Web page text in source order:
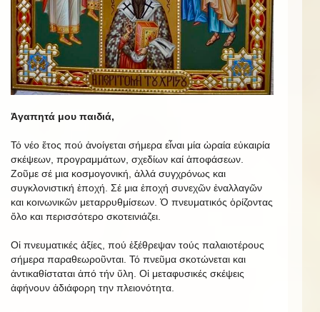
Ἀγαπητά μου παιδιά,
Τό νέο ἔτος πού ἀνοίγεται σήμερα εἶναι μία ὡραία εὐκαιρία
σκέψεων, προγραμμάτων, σχεδίων καί ἀποφάσεων.
Ζοῦμε σέ μια κοσμογονική, ἀλλά συγχρόνως και
συγκλονιστική ἐποχή. Σέ μια ἐποχή συνεχῶν ἐναλλαγῶν
και κοινωνικῶν μεταρρυθμίσεων. Ὁ πνευματικός ὁρίζοντας
ὅλο και περισσότερο σκοτεινιάζει.
Οἱ πνευματικές ἀξίες, πού ἐξέθρεψαν τούς παλαιοτέρους
σήμερα παραθεωροῦνται. Τό πνεῦμα σκοτώνεται και
ἀντικαθίσταται ἀπό τήν ὕλη. Οἱ μεταφυσικές σκέψεις
ἀφήνουν ἀδιάφορη την πλειονότητα.